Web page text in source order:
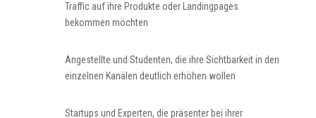
Traffic auf ihre Produkte oder Landingpages
bekommen möchten
Angestellte und Studenten, die ihre Sichtbarkeit in den
einzelnen Kanälen deutlich erhöhen wollen
Startups und Experten, die präsenter bei ihrer